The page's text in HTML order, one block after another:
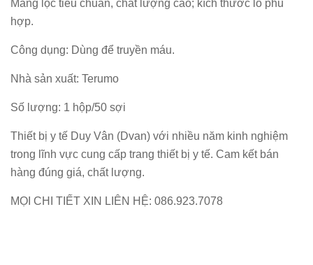
Màng lọc tiêu chuẩn, chất lượng cao; kích thước lỗ phù
hợp.
Công dụng: Dùng để truyền máu.
Nhà sản xuất: Terumo
Số lượng: 1 hộp/50 sợi
Thiết bị y tế Duy Vân (Dvan) với nhiều năm kinh nghiệm
trong lĩnh vực cung cấp trang thiết bị y tế. Cam kết bán
hàng đúng giá, chất lượng.
MỌI CHI TIẾT XIN LIÊN HỆ: 086.923.7078